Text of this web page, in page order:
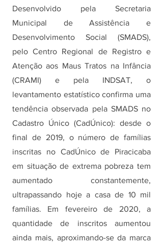
Desenvolvido pela Secretaria
Municipal de Assistência e
Desenvolvimento Social (SMADS),
pelo Centro Regional de Registro e
Atenção aos Maus Tratos na Infância
(CRAMI) e pela INDSAT, o
levantamento estatístico confirma uma
tendência observada pela SMADS no
Cadastro Único (CadÚnico): desde o
final de 2019, o número de famílias
inscritas no CadÚnico de Piracicaba
em situação de extrema pobreza tem
aumentado constantemente,
ultrapassando hoje a casa de 10 mil
famílias. Em fevereiro de 2020, a
quantidade de inscritos aumentou
ainda mais, aproximando-se da marca